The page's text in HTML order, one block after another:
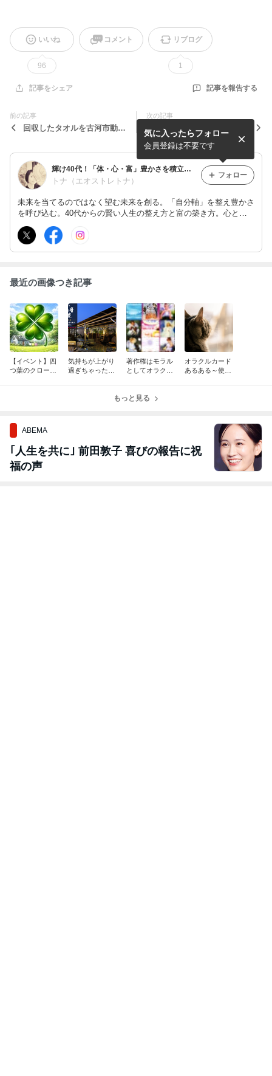
いいね
96
コメント リブログ
1
記事をシェア 記事を報告する
前の記事
回収したタオルを古河市動物
次の記事
プチマルシェを開催して…
輝け40代！「体・心・富」豊かさを積立てて、楽で自由な人生を掴み取る
トナ（エオストレトナ）
未来を当てるのではなく望む未来を創る。「自分軸」を整え豊かさ
を呼び込む。40代からの賢い人生の整え方と富の築き方。心と経
済の自立をマンツーマンで叶える実践レッスン。
気に入ったらフォロー
会員登録は不要です
フォロー
最近の画像つき記事
【イベント】四
つ葉のクローバ
気持ちが上がり
過ぎちゃった
著作権はモラル
としてオラクル
なりません。
オラクルカード
あるある～使わ
もっと見る
ABEMA
｢人生を共に｣ 前田敦子 喜びの報告に祝
福の声